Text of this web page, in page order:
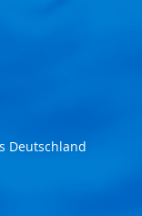
Deutschland